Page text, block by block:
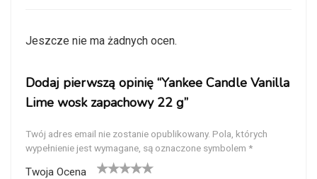
Jeszcze nie ma żadnych ocen.
Dodaj pierwszą opinię “Yankee Candle Vanilla
Lime wosk zapachowy 22 g”
Twój adres email nie zostanie opublikowany. Pola, których
wypełnienie jest wymagane, są oznaczone symbolem *
Twoja Ocena